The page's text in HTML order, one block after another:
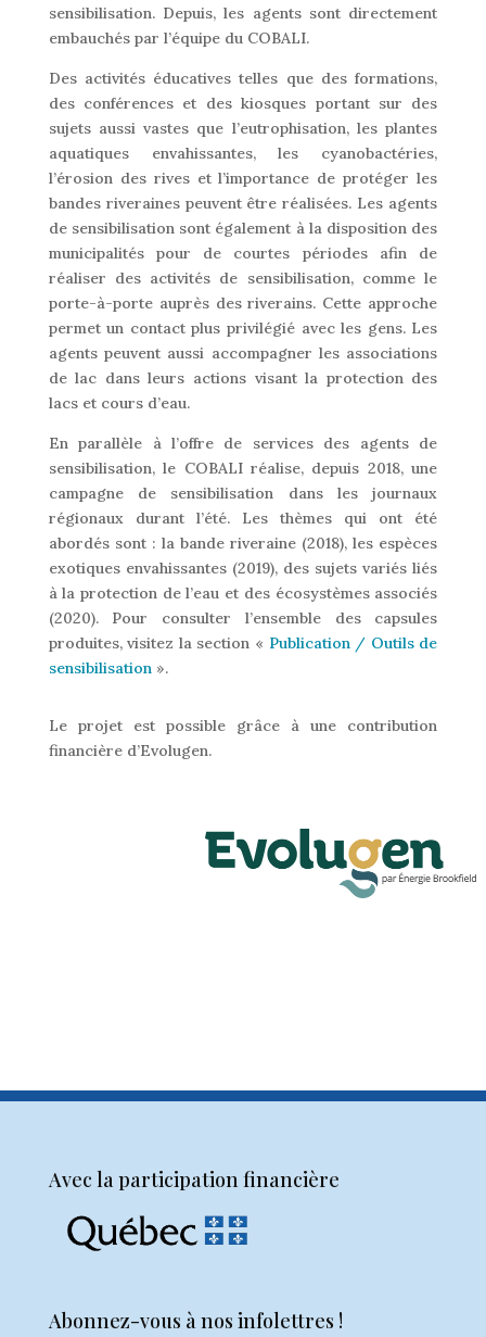
sensibilisation. Depuis, les agents sont directement
embauchés par l’équipe du COBALI.
Des activités éducatives telles que des formations,
des conférences et des kiosques portant sur des
sujets aussi vastes que l’eutrophisation, les plantes
aquatiques envahissantes, les cyanobactéries,
l’érosion des rives et l’importance de protéger les
bandes riveraines peuvent être réalisées. Les agents
de sensibilisation sont également à la disposition des
municipalités pour de courtes périodes afin de
réaliser des activités de sensibilisation, comme le
porte-à-porte auprès des riverains. Cette approche
permet un contact plus privilégié avec les gens. Les
agents peuvent aussi accompagner les associations
de lac dans leurs actions visant la protection des
lacs et cours d’eau.
En parallèle à l’offre de services des agents de
sensibilisation, le COBALI réalise, depuis 2018, une
campagne de sensibilisation dans les journaux
régionaux durant l’été. Les thèmes qui ont été
abordés sont : la bande riveraine (2018), les espèces
exotiques envahissantes (2019), des sujets variés liés
à la protection de l’eau et des écosystèmes associés
(2020). Pour consulter l’ensemble des capsules
produites, visitez la section « Publication / Outils de
sensibilisation».
Le projet est possible grâce à une contribution
financière d’Evolugen.
Avec la participation financière
Abonnez-vous à nos infolettres !